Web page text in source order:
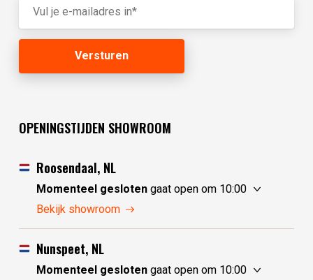
OPENINGSTIJDEN SHOWROOM
Roosendaal, NL
Momenteel geslotengaat open om 10:00
donderdag
vrijdag
10:00 - 17:30
zaterdag
zondag
10:00 - 17:30
Bekijk showroom
Nunspeet, NL
Momenteel geslotengaat open om 10:00